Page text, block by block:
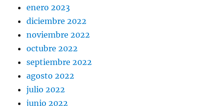
enero 2023
diciembre 2022
noviembre 2022
octubre 2022
septiembre 2022
agosto 2022
julio 2022
junio 2022